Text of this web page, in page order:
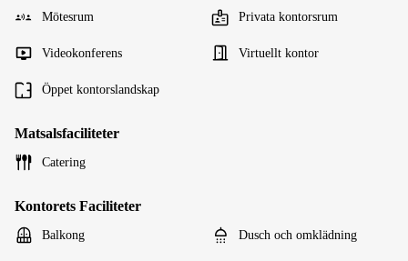
Mötesrum Privata kontorsrum
Videokonferens Virtuellt kontor
Öppet kontorslandskap
Matsalsfaciliteter
Catering
Kontorets Faciliteter
Balkong Dusch och omklädning